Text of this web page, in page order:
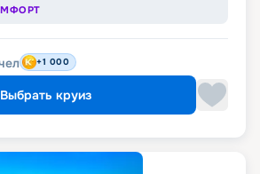
+1 000
Выбрать круиз